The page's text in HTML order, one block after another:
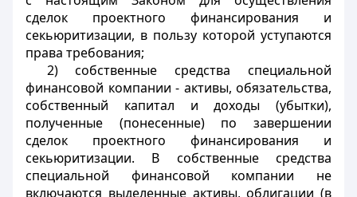
сделок проектного финансирования и
секьюритизации, в пользу которой уступаются
права требования;
2) собственные средства специальной
финансовой компании - активы, обязательства,
собственный капитал и доходы (убытки),
полученные (понесенные) по завершении
сделок проектного финансирования и
секьюритизации. В собственные средства
специальной финансовой компании не
включаются выделенные активы, облигации (в